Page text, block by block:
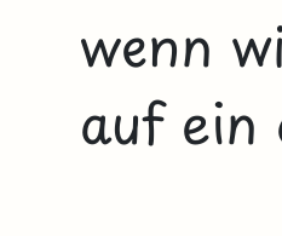
wenn
auf ein